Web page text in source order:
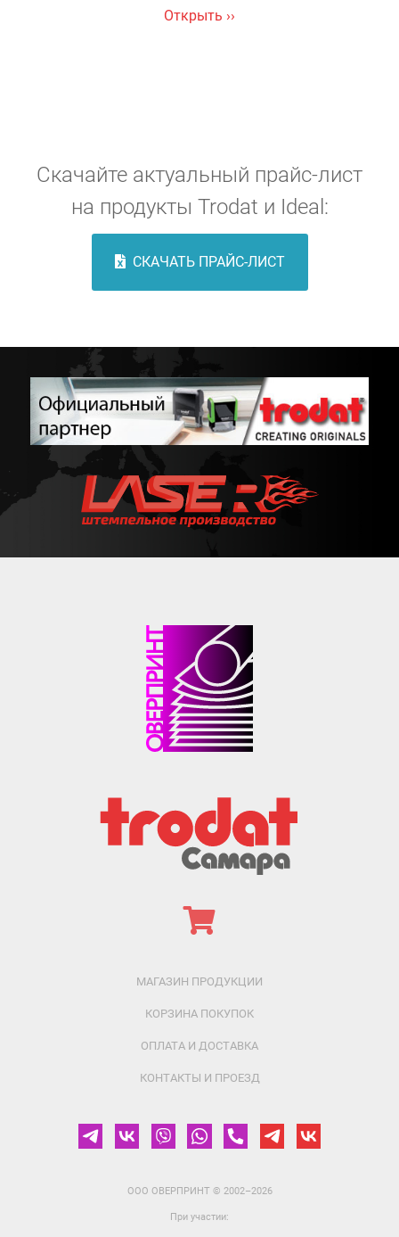
Открыть ››
Скачайте актуальный прайс-лист
на продукты Trodat и Ideal:
СКАЧАТЬ ПРАЙС-ЛИСТ
МАГАЗИН ПРОДУКЦИИ
КОРЗИНА ПОКУПОК
ОПЛАТА И ДОСТАВКА
КОНТАКТЫ И ПРОЕЗД
ООО ОВЕРПРИНТ © 2002–2026
При участии: